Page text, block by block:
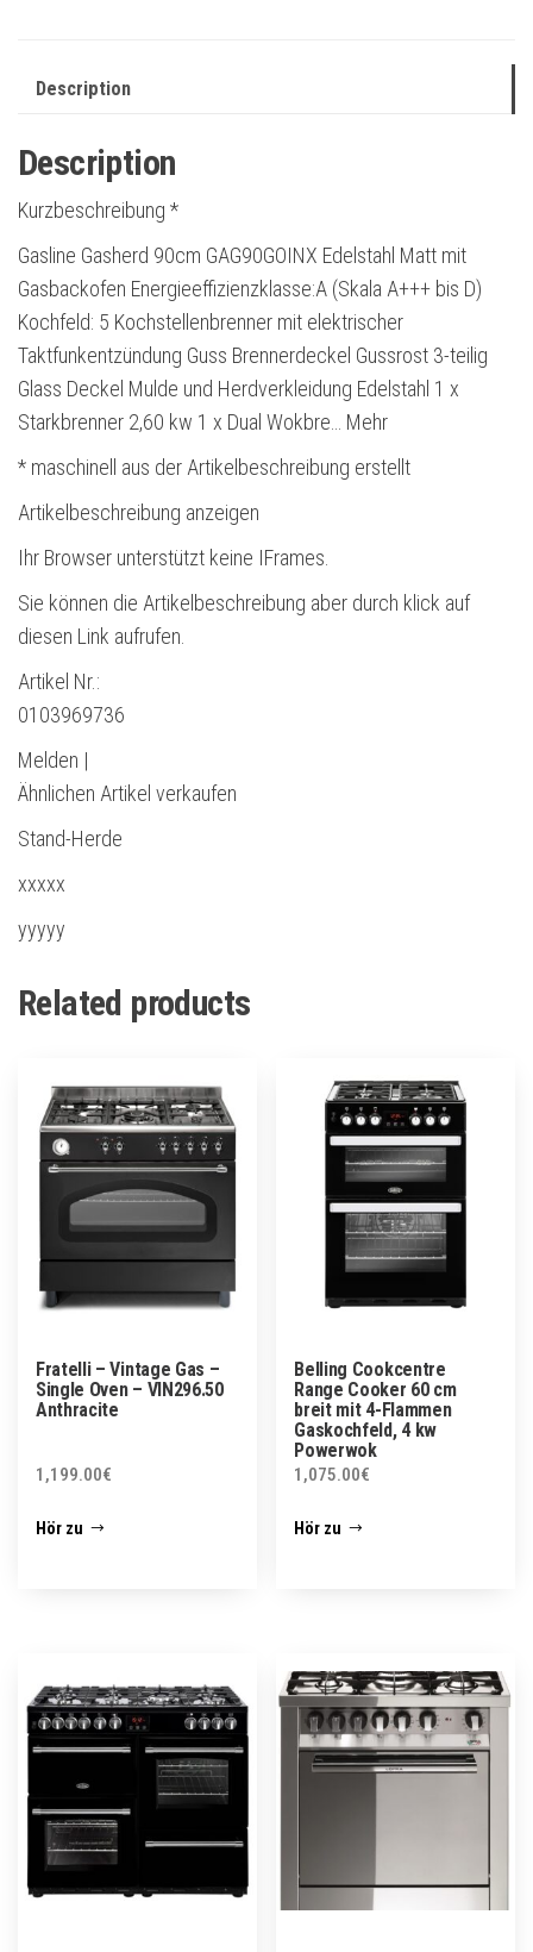
Description
Description
Kurzbeschreibung *
Gasline Gasherd 90cm GAG90GOINX Edelstahl Matt mit
Gasbackofen Energieeffizienzklasse:A (Skala A+++ bis D)
Kochfeld: 5 Kochstellenbrenner mit elektrischer
Taktfunkentzündung Guss Brennerdeckel Gussrost 3-teilig
Glass Deckel Mulde und Herdverkleidung Edelstahl 1 x
Starkbrenner 2,60 kw 1 x Dual Wokbre… Mehr
* maschinell aus der Artikelbeschreibung erstellt
Artikelbeschreibung anzeigen
Ihr Browser unterstützt keine IFrames.
Sie können die Artikelbeschreibung aber durch klick auf
diesen Link aufrufen.
Artikel Nr.:
0103969736
Melden |
Ähnlichen Artikel verkaufen
Stand-Herde
xxxxx
yyyyy
Related products
Fratelli – Vintage Gas –
Single Oven – VIN296.50
Anthracite
1,199.00€
Hör zu
Belling Cookcentre
Range Cooker 60 cm
breit mit 4-Flammen
Gaskochfeld, 4 kw
Powerwok
1,075.00€
Hör zu